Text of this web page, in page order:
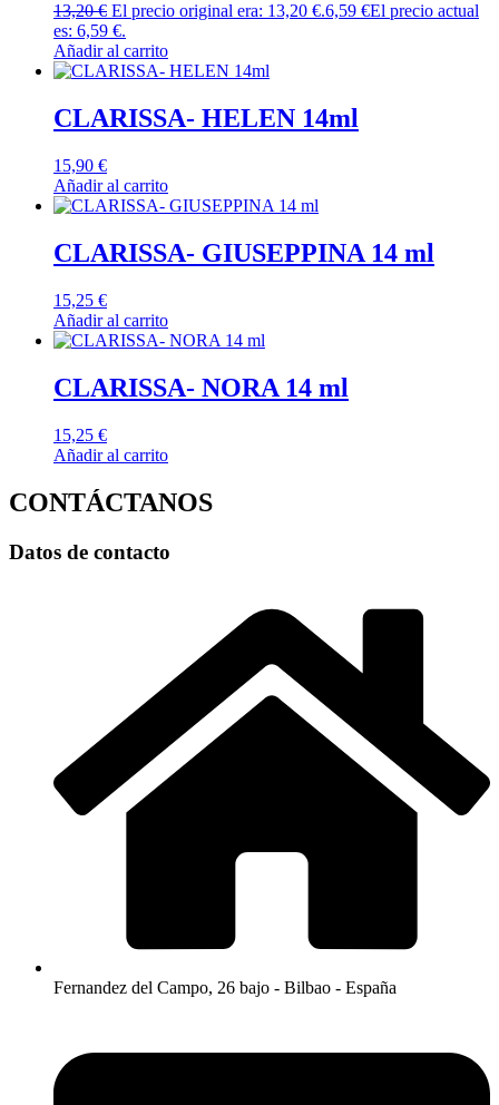
13,20€ El precio original era: 13,20 €.6,59 €El precio actual
es: 6,59 €.
Añadir al carrito
CLARISSA- HELEN 14ml
15,90 €
Añadir al carrito
CLARISSA- GIUSEPPINA 14 ml
15,25 €
Añadir al carrito
CLARISSA- NORA 14 ml
15,25 €
Añadir al carrito
CONTÁCTANOS
Datos de contacto
Fernandez del Campo, 26 bajo - Bilbao - España